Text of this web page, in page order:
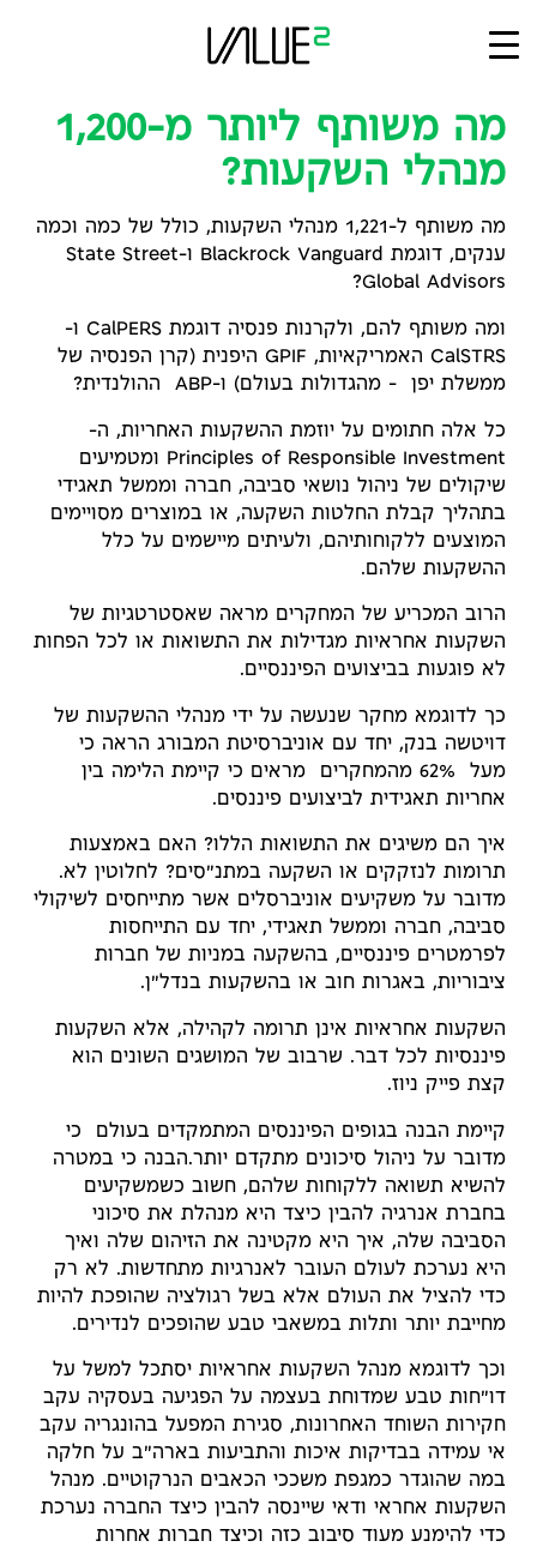
content
מה משותף ליותר מ-1,200
מנהלי השקעות?
מה משותף ל-1,221 מנהלי השקעות, כולל של כמה וכמה
ענקים, דוגמת Blackrock Vanguard ו-State Street
Global Advisors?
ומה משותף להם, ולקרנות פנסיה דוגמת CalPERS ו-
CalSTRS האמריקאיות, GPIF היפנית (קרן הפנסיה של
ממשלת יפן – מהגדולות בעולם) ו-ABP ההולנדית?
כל אלה חתומים על יוזמת ההשקעות האחריות, ה-
Principles of Responsible Investment ומטמיעים
שיקולים של ניהול נושאי סביבה, חברה וממשל תאגידי
בתהליך קבלת החלטות השקעה, או במוצרים מסויימים
המוצעים ללקוחותיהם, ולעיתים מיישמים על כלל
ההשקעות שלהם.
הרוב המכריע של המחקרים מראה שאסטרטגיות של
השקעות אחראיות מגדילות את התשואות או לכל הפחות
לא פוגעות בביצועים הפיננסיים.
כך לדוגמא מחקר שנעשה על ידי מנהלי ההשקעות של
דויטשה בנק, יחד עם אוניברסיטת המבורג הראה כי
מעל 62% מהמחקרים מראים כי קיימת הלימה בין
אחריות תאגידית לביצועים פיננסים.
איך הם משיגים את התשואות הללו? האם באמצעות
תרומות לנזקקים או השקעה במתנ"סים? לחלוטין לא.
מדובר על משקיעים אוניברסלים אשר מתייחסים לשיקולי
סביבה, חברה וממשל תאגידי, יחד עם התייחסות
לפרמטרים פיננסיים, בהשקעה במניות של חברות
ציבוריות, באגרות חוב או בהשקעות בנדל"ן.
השקעות אחראיות אינן תרומה לקהילה, אלא השקעות
פיננסיות לכל דבר. שרבוב של המושגים השונים הוא
קצת פייק ניוז.
קיימת הבנה בגופים הפיננסים המתמקדים בעולם כי
מדובר על ניהול סיכונים מתקדם יותר.הבנה כי במטרה
להשיא תשואה ללקוחות שלהם, חשוב כשמשקיעים
בחברת אנרגיה להבין כיצד היא מנהלת את סיכוני
הסביבה שלה, איך היא מקטינה את הזיהום שלה ואיך
היא נערכת לעולם העובר לאנרגיות מתחדשות. לא רק
כדי להציל את העולם אלא בשל רגולציה שהופכת להיות
מחייבת יותר ותלות במשאבי טבע שהופכים לנדירים.
וכך לדוגמא מנהל השקעות אחראיות יסתכל למשל על
דו"חות טבע שמדוחת בעצמה על הפגיעה בעסקיה עקב
חקירות השוחד האחרונות, סגירת המפעל בהונגריה עקב
אי עמידה בבדיקות איכות והתביעות בארה"ב על חלקה
במה שהוגדר כמגפת משככי הכאבים הנרקוטיים. מנהל
השקעות אחראי ודאי שיינסה להבין כיצד החברה נערכת
כדי להימנע מעוד סיבוב כזה וכיצד חברות אחרות